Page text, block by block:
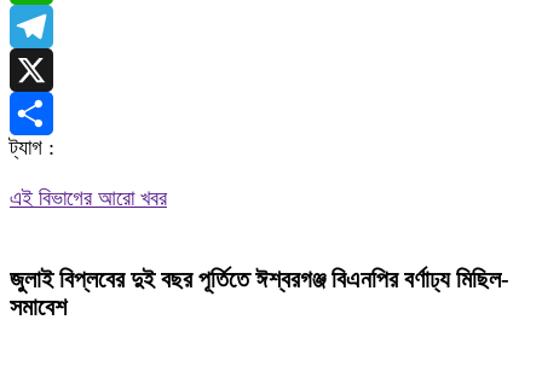
WhatsApp
Telegram
X
Share
ট্যাগ :
এই বিভাগের আরো খবর
জুলাই বিপ্লবের দুই বছর পূর্তিতে ঈশ্বরগঞ্জ বিএনপির বর্ণাঢ্য মিছিল-
সমাবেশ